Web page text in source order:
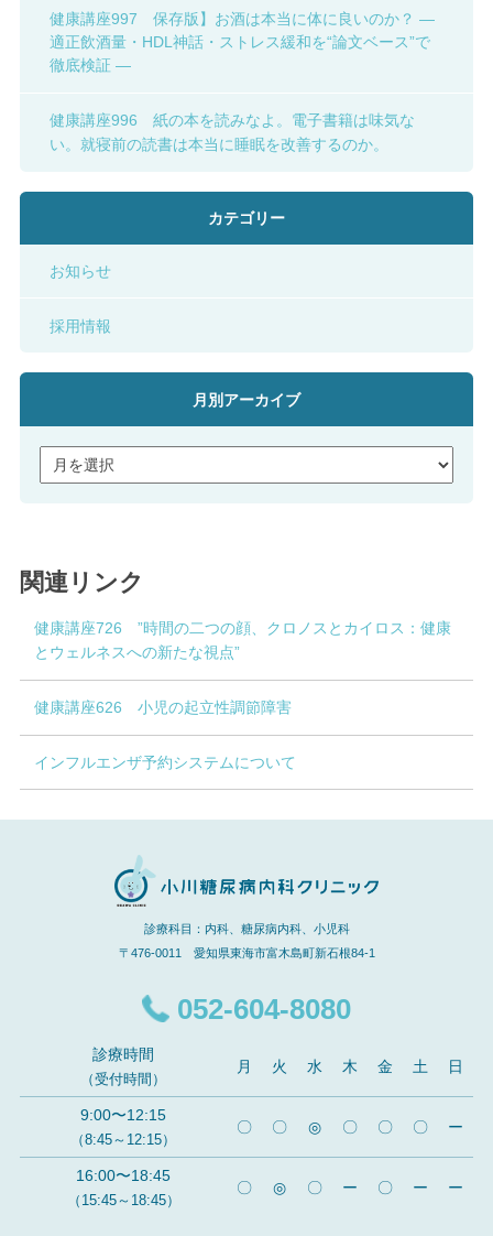
健康講座997 保存版】お酒は本当に体に良いのか？ ―
適正飲酒量・HDL神話・ストレス緩和を“論文ベース”で
徹底検証 ―
健康講座996 紙の本を読みなよ。電子書籍は味気な
い。就寝前の読書は本当に睡眠を改善するのか。
カテゴリー
お知らせ
採用情報
月別アーカイブ
関連リンク
健康講座726 ”時間の二つの顔、クロノスとカイロス：健康
とウェルネスへの新たな視点”
健康講座626 小児の起立性調節障害
インフルエンザ予約システムについて
診療科目：内科、糖尿病内科、小児科
〒476-0011 愛知県東海市富木島町新石根84-1
052-604-8080
診療時間
（受付時間）
月 火 水 木 金 土 日
9:00〜12:15
（8:45～12:15）
〇 〇 ◎ 〇 〇 〇 ー
16:00〜18:45
（15:45～18:45）
〇 ◎ 〇 ー 〇 ー ー